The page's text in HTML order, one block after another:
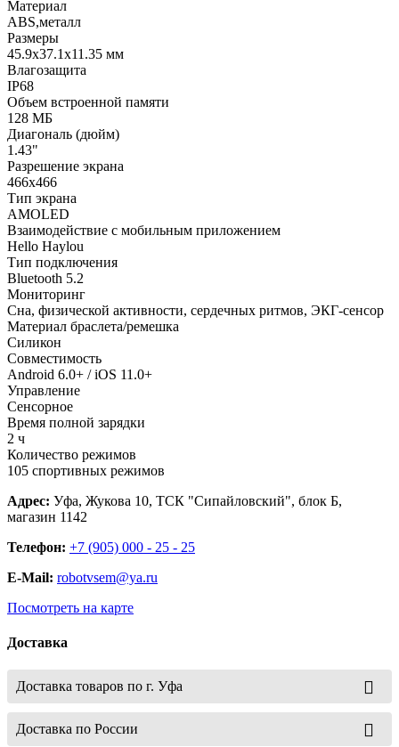
Материал
ABS,металл
Размеры
45.9х37.1х11.35 мм
Влагозащита
IP68
Объем встроенной памяти
128 МБ
Диагональ (дюйм)
1.43"
Разрешение экрана
466x466
Тип экрана
AMOLED
Взаимодействие с мобильным приложением
Hello Haylou
Тип подключения
Bluetooth 5.2
Мониторинг
Сна, физической активности, сердечных ритмов, ЭКГ-сенсор
Материал браслета/ремешка
Силикон
Совместимость
Android 6.0+ / iOS 11.0+
Управление
Сенсорное
Время полной зарядки
2 ч
Количество режимов
105 спортивных режимов
Адрес: Уфа, Жукова 10, ТСК "Сипайловский", блок Б,
магазин 1142
Телефон: +7 (905) 000 - 25 - 25
E-Mail: robotvsem@ya.ru
Посмотреть на карте
Доставка
Доставка товаров по г. Уфа
Доставка по России